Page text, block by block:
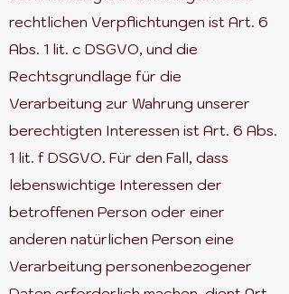
rechtlichen Verpflichtungen ist Art. 6
Abs. 1 lit. c DSGVO, und die
Rechtsgrundlage für die
Verarbeitung zur Wahrung unserer
berechtigten Interessen ist Art. 6 Abs.
1 lit. f DSGVO. Für den Fall, dass
lebenswichtige Interessen der
betroffenen Person oder einer
anderen natürlichen Person eine
Verarbeitung personenbezogener